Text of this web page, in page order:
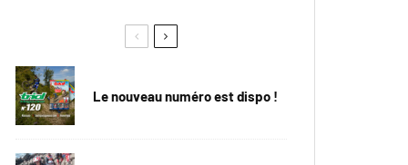
Le nouveau numéro est dispo !